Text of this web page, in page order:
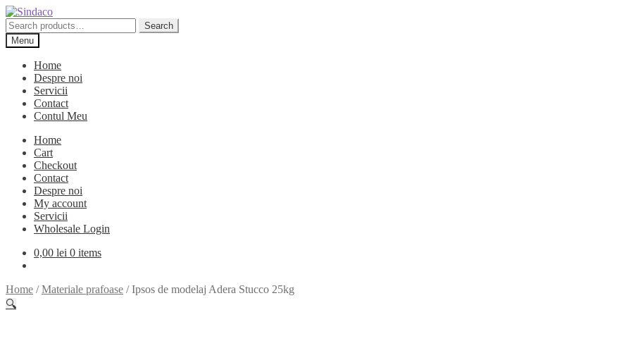
Skip
to
navigation
Skip
to
content
Search
for:
Search
Menu
Home
Despre noi
Servicii
Contact
Contul Meu
Home
Cart
Checkout
Contact
Despre noi
My account
Servicii
Wholesale Login
0,00 lei 0 items
Home /Materiale prafoase /Ipsos de modelaj Adera Stucco 25kg
🔍